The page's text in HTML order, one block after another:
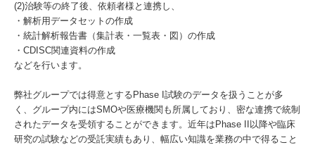
(2)治験等の終了後、依頼者様と連携し、
・解析用データセットの作成
・統計解析報告書（集計表・一覧表・図）の作成
・CDISC関連資料の作成
などを行います。
弊社グループでは得意とするPhase I試験のデータを扱うことが多
く、グループ内にはSMOや医療機関も所属しており、密な連携で統制
されたデータを受領することができます。近年はPhase II以降や臨床
研究の試験などの受託実績もあり、幅広い知識を業務の中で得ること